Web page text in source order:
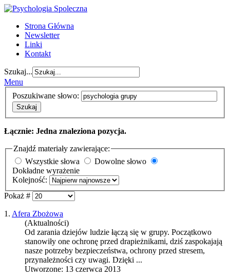
Strona Główna
Newsletter
Linki
Kontakt
Szukaj...
Menu
Poszukiwane słowo:
Szukaj
Łącznie: Jedna znaleziona pozycja.
Znajdź materiały zawierające:
Wszystkie słowa
Dowolne słowo
Dokładne wyrażenie
Kolejność:
Pokaż #
1. Afera Zbożowa
(Aktualności)
Od zarania dziejów ludzie łączą się w grupy. Początkowo
stanowiły one ochronę przed drapieżnikami, dziś zaspokajają
nasze potrzeby bezpieczeństwa, ochrony przed stresem,
przynależności czy uwagi. Dzięki ...
Utworzone: 13 czerwca 2013